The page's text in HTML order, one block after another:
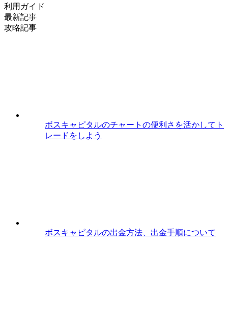
利用ガイド
最新記事
攻略記事
ボスキャピタルのチャートの便利さを活かしてト
レードをしよう
ボスキャピタルの出金方法、出金手順について